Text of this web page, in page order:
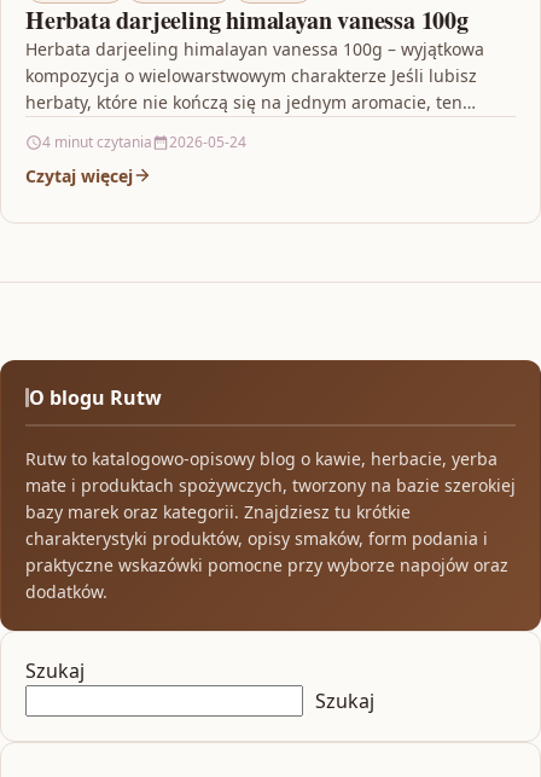
Herbata darjeeling himalayan vanessa 100g
Herbata darjeeling himalayan vanessa 100g – wyjątkowa
kompozycja o wielowarstwowym charakterze Jeśli lubisz
herbaty, które nie kończą się na jednym aromacie, ten
4 minut czytania 2026-05-24
Czytaj więcej
O blogu Rutw
Rutw to katalogowo-opisowy blog o kawie, herbacie, yerba
mate i produktach spożywczych, tworzony na bazie szerokiej
bazy marek oraz kategorii. Znajdziesz tu krótkie
charakterystyki produktów, opisy smaków, form podania i
praktyczne wskazówki pomocne przy wyborze napojów oraz
dodatków.
Szukaj
Szukaj